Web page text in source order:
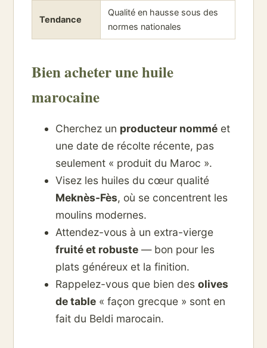
Tendance
Qualité en hausse sous des
normes nationales
Bien acheter une huile
marocaine
Cherchez un producteur nommé et
une date de récolte récente, pas
seulement « produit du Maroc ».
Visez les huiles du cœur qualité
Meknès-Fès, où se concentrent les
moulins modernes.
Attendez-vous à un extra-vierge
fruité et robuste — bon pour les
plats généreux et la finition.
Rappelez-vous que bien des olives
de table « façon grecque » sont en
fait du Beldi marocain.